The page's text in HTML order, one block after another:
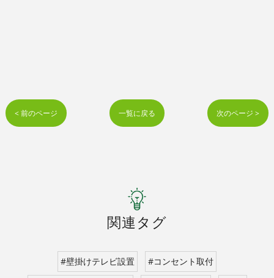
< 前のページ 一覧に戻る 次のページ >
関連タグ
#壁掛けテレビ設置 #コンセント取付